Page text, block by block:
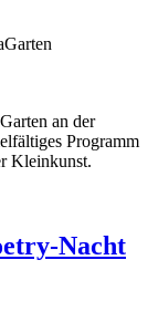
an der
Programm
Kleinkunst.
Nacht